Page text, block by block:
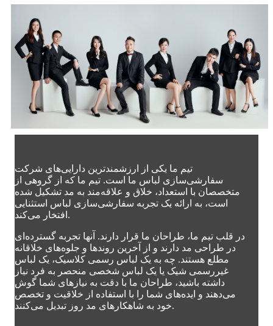
تیم ما یکی از ارزشمندترین دارایی‌های شرکت
سفارشی‌سازی لباس ما است. تیم ما که از گروهی از
متخصصان با استعداد، خلاق و علاقه‌مند به مد تشکیل شده
است، به ارائه یک تجربه سفارشی‌سازی لباس استثنایی
افتخار می‌کند.
در قلب تیم ما، طراحان ما قرار دارند. آنها تجربه گسترده‌ای
در طراحی مد دارند و از آخرین روندها و جلوه‌های خلاقانه
مطلع هستند. چه به یک لباس رسمی کلاسیک، یک لباس
غیررسمی شیک یا یک لباس شخصی منحصر به فرد نیاز
داشته باشید، طراحان ما با دقت به نیازهای شما گوش
می‌دهند و ایده‌های شما را با استفاده از خلاقیت و تخصص
خود به شاهکارهای مد روز تبدیل می‌کنند.